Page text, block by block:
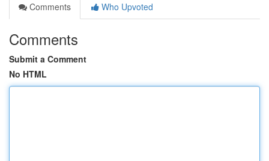
Comments
Who Upvoted
Comments
Submit a Comment
No HTML